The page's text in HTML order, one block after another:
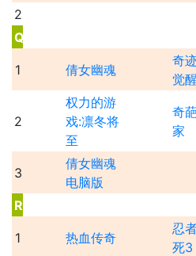
2
Q
1 倩女幽魂
奇
觉醒
2
权力的游
戏:凛冬将
至
奇
家
3
倩女幽魂
电脑版
R
1 热血传奇
忍
死3